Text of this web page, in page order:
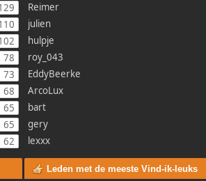
78
73
68
65
65
62
Reimer
julien
hulpje
roy_043
EddyBeerke
ArcoLux
bart
gery
lexxx
Leden met de meeste Vind-ik-leuks